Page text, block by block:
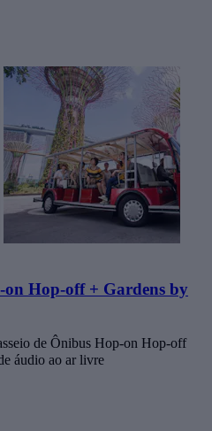
Hop-off + Gardens by
de Ônibus Hop-on Hop-off
áudio ao ar livre